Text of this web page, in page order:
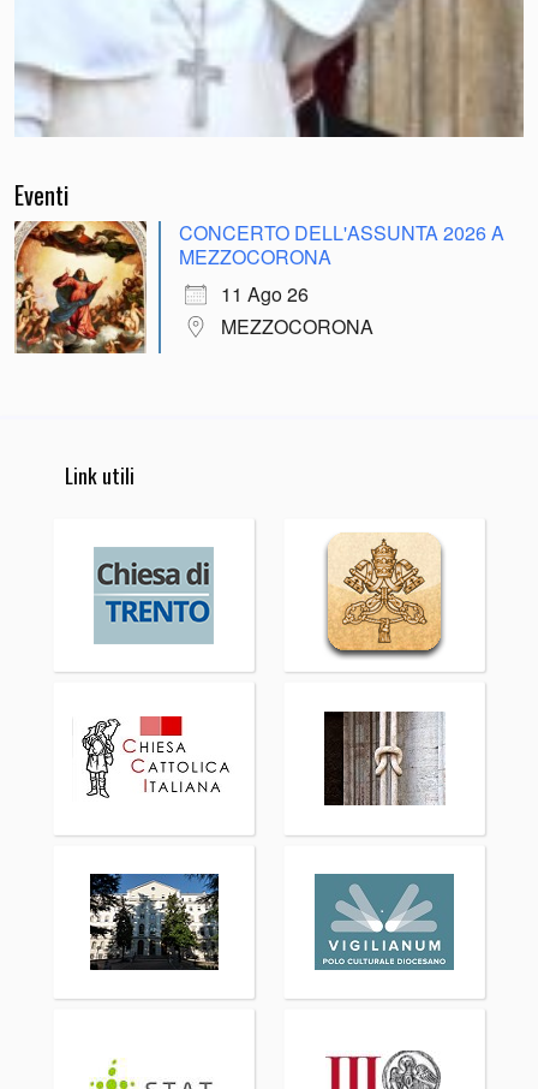
Eventi
CONCERTO DELL'ASSUNTA 2026 A
MEZZOCORONA
11 Ago 26
MEZZOCORONA
Link utili